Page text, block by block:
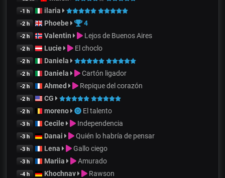
-1 h ilaria
-2 h Phoebe 4
-2 h Valentin Lejos de Buenos Aires
-2 h Lucie El choclo
-2 h Daniela
-2 h Daniela Cartón ligador
-2 h Ahmed Repique del corazón
-2 h CG
-2 h moreno El talento
-3 h Cecile Independencia
-3 h Danai Quién lo habría de pensar
-3 h Lena Gallo ciego
-3 h Mariia Amurado
-4 h Khochnav Rawson